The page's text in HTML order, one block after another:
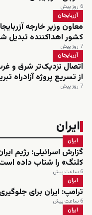
6 روز پیش
آزربایجان
معاون وزیر خارجه
کشور اهداکننده تبدیل
7 روز پیش
آزربایجان
اتصال نزدیک‌تر شرق و
از تسریع پروژه آزادراه
7 روز پیش
ایران
ایران
گزارش اسرائیلی: رژیم
کلنگ» را شتاب داده
6 ساعت پیش
ایران
ترامپ: ایران برای
6 ساعت پیش
ایران